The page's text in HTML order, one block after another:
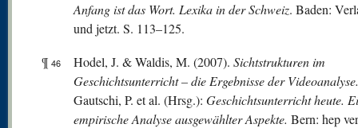
Anfang ist das Wort. Lexika in der Schweiz. Baden:
und jetzt. S. 113–125.
¶ 46 Hodel, J. & Waldis, M. (2007). Sichtstrukturen im
Geschichtsunterricht – die Ergebnisse der Videoanalyse.
Gautschi, P. et al. (Hrsg.): Geschichtsunterricht heute.
empirische Analyse ausgewählter Aspekte. Bern: hep